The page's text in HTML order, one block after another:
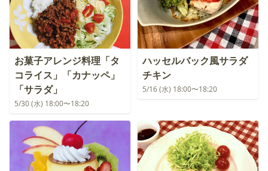
お菓子アレンジ料理「タ
コライス」「カナッペ」
「サラダ」
5/30 (水) 18:00〜18:20
ハッセルバック風サラダ
チキン
5/16 (水) 18:00〜18:20